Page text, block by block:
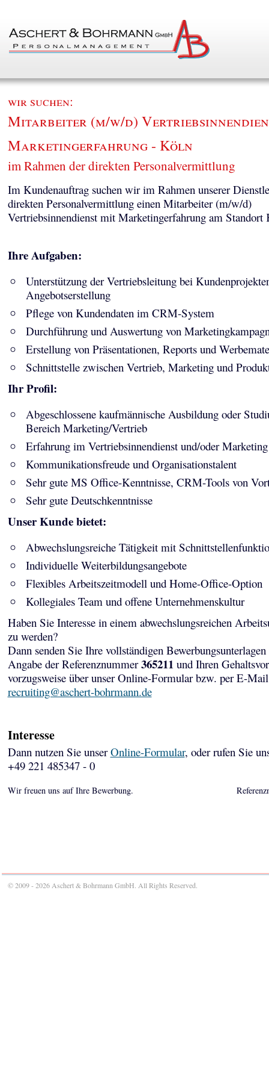
wir suchen:
Mitarbeiter (m/w/d)
Marketingerfahrung - Köln
im Rahmen der direkten Personalvermittlung
Im Kundenauftrag suchen wir im Rahmen unserer
direkten Personalvermittlung einen Mitarbeiter (m/w/d)
Vertriebsinnendienst mit Marketingerfahrung am Standort
Ihre Aufgaben:
Unterstützung der Vertriebsleitung bei
Angebotserstellung
Pflege von Kundendaten im CRM-System
Durchführung und Auswertung von
Erstellung von Präsentationen, Reports und
Schnittstelle zwischen Vertrieb, Marketing und
Ihr Profil:
Abgeschlossene kaufmännische Ausbildung oder
Bereich Marketing/Vertrieb
Erfahrung im Vertriebsinnendienst und/oder Marketing
Kommunikationsfreude und Organisationstalent
Sehr gute MS Office-Kenntnisse, CRM-Tools von
Sehr gute Deutschkenntnisse
Unser Kunde bietet:
Abwechslungsreiche Tätigkeit mit
Individuelle Weiterbildungsangebote
Flexibles Arbeitszeitmodell und Home-Office-Option
Kollegiales Team und offene Unternehmenskultur
Haben Sie Interesse in einem abwechslungsreichen
zu werden?
Dann senden Sie Ihre vollständigen Bewerbungsunterlagen
Angabe der Referenznummer365211und Ihren
vorzugsweise über unser Online-Formular bzw. per E-
recruiting@aschert-bohrmann.de
Interesse
Dann nutzen Sie unserOnline-Formular, oder rufen Sie
+49 221 485347 - 0
Wir freuen uns auf Ihre Bewerbung.
© 2009 - 2026 Aschert & Bohrmann GmbH. All Rights Reserved.